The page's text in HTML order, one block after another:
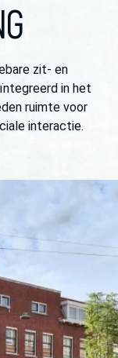
zit- en
in het
ruimte voor
interactie.